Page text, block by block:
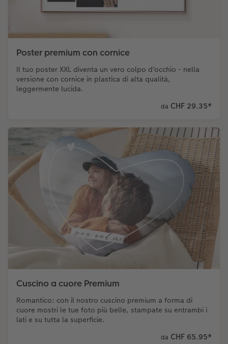
Poster premium con cornice
Il tuo poster XXL diventa un vero colpo d'occhio - nella
versione con cornice in plastica di alta qualità,
leggermente lucida.
da CHF 29.35*
Cuscino a cuore Premium
Romantico: con il nostro cuscino premium a forma di
cuore mostri le tue foto più belle, stampate su entrambi i
lati e su tutta la superficie.
da CHF 65.95*